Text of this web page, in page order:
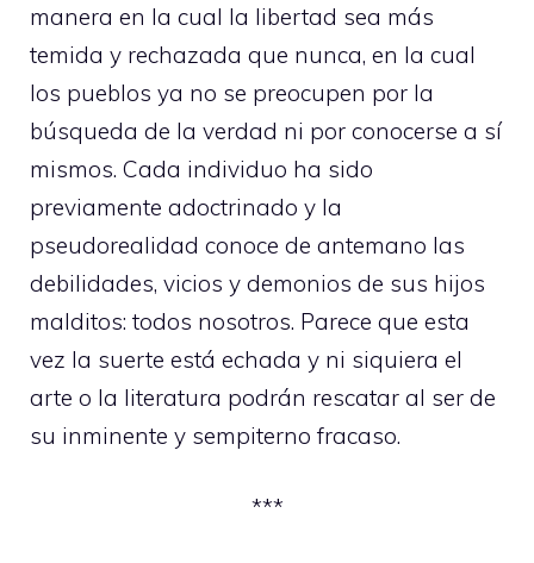
manera en la cual la libertad sea más
temida y rechazada que nunca, en la cual
los pueblos ya no se preocupen por la
búsqueda de la verdad ni por conocerse a sí
mismos. Cada individuo ha sido
previamente adoctrinado y la
pseudorealidad conoce de antemano las
debilidades, vicios y demonios de sus hijos
malditos: todos nosotros. Parece que esta
vez la suerte está echada y ni siquiera el
arte o la literatura podrán rescatar al ser de
su inminente y sempiterno fracaso.
***